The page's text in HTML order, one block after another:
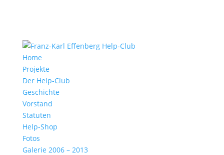
Home
Projekte
Der Help-Club
Geschichte
Vorstand
Statuten
Help-Shop
Fotos
Galerie 2006 – 2013